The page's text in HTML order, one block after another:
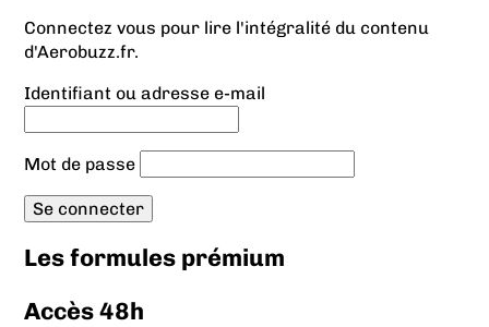
Connectez vous pour lire l'intégralité du contenu
d'Aerobuzz.fr.
Identifiant ou adresse e-mail
Mot de passe
Les formules prémium
Accès 48h